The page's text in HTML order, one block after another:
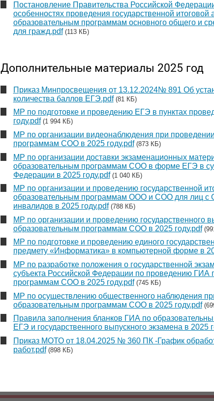
Постановление Правительства Российской
особенностях проведения государственной итоговой
образовательным программам основного общего и
для гражд.pdf (113 КБ)
Дополнительные материалы 2025 год
Приказ Минпросвещения от 13.12.2024№ 891 Об
количества баллов ЕГЭ.pdf (81 КБ)
МР по подготовке и проведению ЕГЭ в пунктах
году.pdf (1 994 КБ)
МР по организации видеонаблюдения при
программам СОО в 2025 году.pdf (873 КБ)
МР по организации доставки экзаменационных
образовательным программам СОО в форме ЕГЭ в
Федерации в 2025 году.pdf (1 040 КБ)
МР по организации и проведению государственной
образовательным программам ООО и СОО для лиц с
инвалидов в 2025 году.pdf (788 КБ)
МР по организации и проведению государственного
образовательным программам СОО в 2025 году.pdf
МР по подготовке и проведению единого
предмету «Информатика» в компьютерной форме в
МР по разработке положения о государственной
субъекта Российской Федерации по проведению ГИА
программам СОО в 2025 году.pdf (745 КБ)
МР по осуществлению общественного наблюдения
образовательным программам СОО в 2025 году.pdf
Правила заполнения бланков ГИА по
ЕГЭ и государственного выпускного экзамена в 2025
Приказ МОТО от 18.04.2025 № 360 ПК -График
работ.pdf (898 КБ)